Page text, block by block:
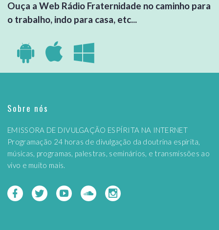
Ouça a Web Rádio Fraternidade no caminho para
o trabalho, indo para casa, etc...
Sobre nós
EMISSORA DE DIVULGAÇÃO ESPÍRITA NA INTERNET
Programação 24 horas de divulgação da doutrina espírita,
músicas, programas, palestras, seminários, e transmissões ao
vivo e muito mais.